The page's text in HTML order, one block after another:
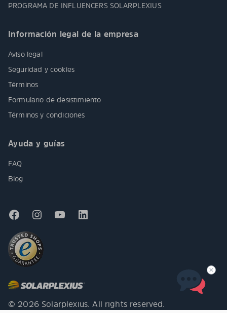
PROGRAMA DE INFLUENCERS SOLARPLEXIUS
Información legal de la empresa
Aviso legal
Seguridad y cookies
Términos
Formulario de desistimiento
Términos y condiciones
Ayuda y guías
FAQ
Blog
© 2026 Solarplexius. All rights reserved.